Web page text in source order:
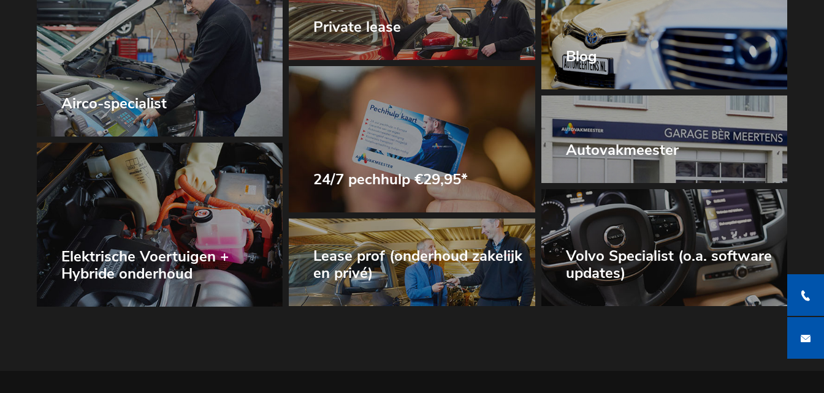
Airco-specialist
Elektrische Voertuigen +
Hybride onderhoud
Private lease
24/7 pechhulp €29,95*
Lease prof (onderhoud zakelijk
en privé)
Blog
Autovakmeester
Volvo Specialist (o.a. software
updates)